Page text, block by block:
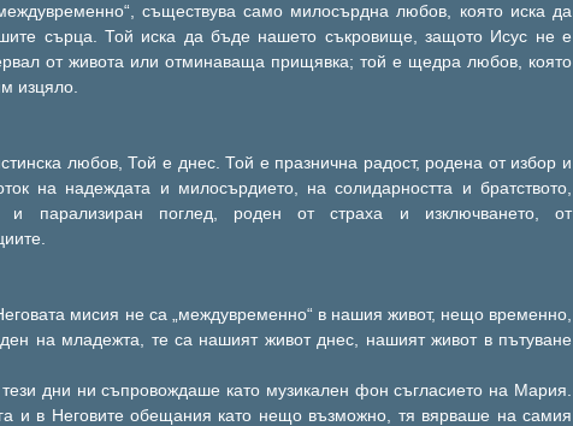
съществува само милосърдна любов, която иска да
сърца. Той иска да бъде нашето съкровище, защото Исус не е
от живота или отминаваща прищявка; той е щедра любов, която
изцяло.
любов, Той е днес. Той е празнична радост, родена от избор и
на надеждата и милосърдието, на солидарността и братството,
и парализиран поглед, роден от страха и изключването, от
мисия не са „междувременно“ в нашия живот, нещо временно,
на младежта, те са нашият живот днес, нашият живот в пътуване
дни ни съпровождаше като музикален фон съгласието на Мария.
и в Неговите обещания като нещо възможно, тя вярваше на самия